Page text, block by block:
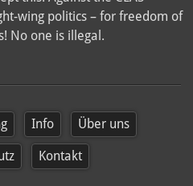
wing politics – for freedom of
No one is illegal.
Info Über uns
Kontakt